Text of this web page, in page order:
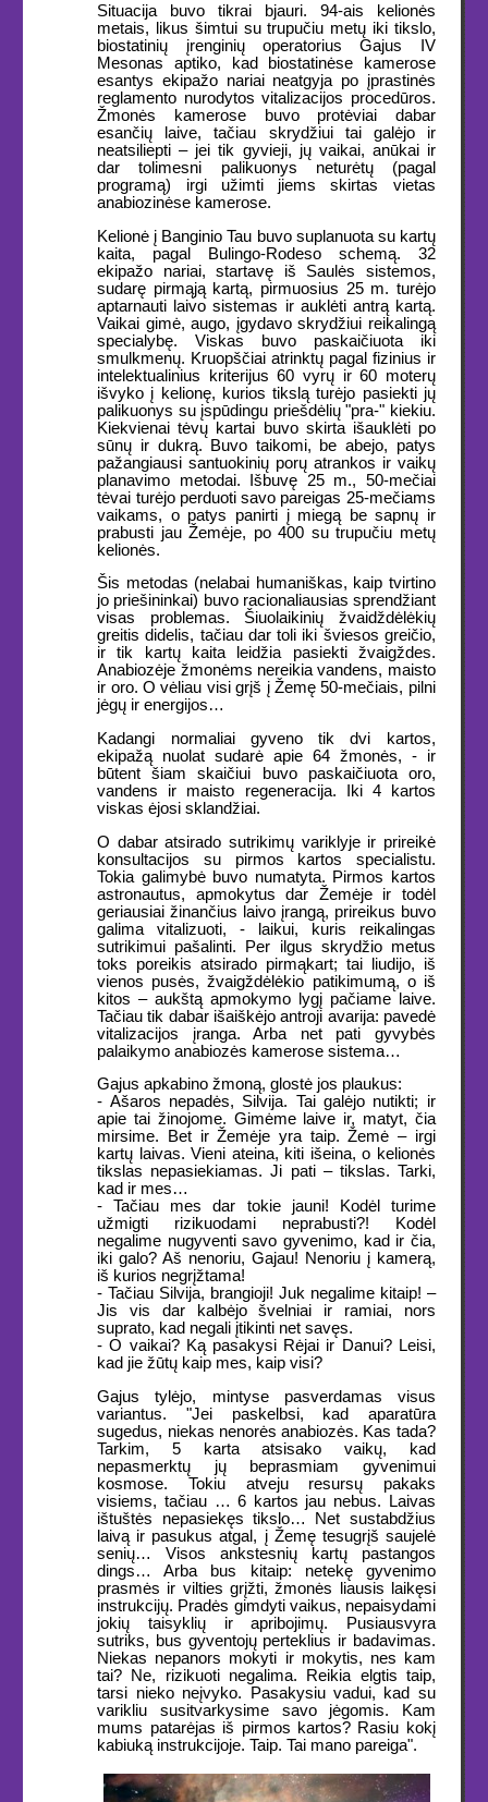
Situacija buvo tikrai bjauri. 94-ais kelionės
metais, likus šimtui su trupučiu metų iki tikslo,
biostatinių įrenginių operatorius Gajus IV
Mesonas aptiko, kad biostatinėse kamerose
esantys ekipažo nariai neatgyja po įprastinės
reglamento nurodytos vitalizacijos procedūros.
Žmonės kamerose buvo protėviai dabar
esančių laive, tačiau skrydžiui tai galėjo ir
neatsiliepti – jei tik gyvieji, jų vaikai, anūkai ir
dar tolimesni palikuonys neturėtų (pagal
programą) irgi užimti jiems skirtas vietas
anabiozinėse kamerose.
Kelionė į Banginio Tau buvo suplanuota su kartų
kaita, pagal Bulingo-Rodeso schemą. 32
ekipažo nariai, startavę iš Saulės sistemos,
sudarę pirmąją kartą, pirmuosius 25 m. turėjo
aptarnauti laivo sistemas ir auklėti antrą kartą.
Vaikai gimė, augo, įgydavo skrydžiui reikalingą
specialybę. Viskas buvo paskaičiuota iki
smulkmenų. Kruopščiai atrinktų pagal fizinius ir
intelektualinius kriterijus 60 vyrų ir 60 moterų
išvyko į kelionę, kurios tikslą turėjo pasiekti jų
palikuonys su įspūdingu priešdėlių "pra-" kiekiu.
Kiekvienai tėvų kartai buvo skirta išauklėti po
sūnų ir dukrą. Buvo taikomi, be abejo, patys
pažangiausi santuokinių porų atrankos ir vaikų
planavimo metodai. Išbuvę 25 m., 50-mečiai
tėvai turėjo perduoti savo pareigas 25-mečiams
vaikams, o patys panirti į miegą be sapnų ir
prabusti jau Žemėje, po 400 su trupučiu metų
kelionės.
Šis metodas (nelabai humaniškas, kaip tvirtino
jo priešininkai) buvo racionaliausias sprendžiant
visas problemas. Šiuolaikinių žvaidždėlėkių
greitis didelis, tačiau dar toli iki šviesos greičio,
ir tik kartų kaita leidžia pasiekti žvaigždes.
Anabiozėje žmonėms nereikia vandens, maisto
ir oro. O vėliau visi grįš į Žemę 50-mečiais, pilni
jėgų ir energijos…
Kadangi normaliai gyveno tik dvi kartos,
ekipažą nuolat sudarė apie 64 žmonės, - ir
būtent šiam skaičiui buvo paskaičiuota oro,
vandens ir maisto regeneracija. Iki 4 kartos
viskas ėjosi sklandžiai.
O dabar atsirado sutrikimų variklyje ir prireikė
konsultacijos su pirmos kartos specialistu.
Tokia galimybė buvo numatyta. Pirmos kartos
astronautus, apmokytus dar Žemėje ir todėl
geriausiai žinančius laivo įrangą, prireikus buvo
galima vitalizuoti, - laikui, kuris reikalingas
sutrikimui pašalinti. Per ilgus skrydžio metus
toks poreikis atsirado pirmąkart; tai liudijo, iš
vienos pusės, žvaigždėlėkio patikimumą, o iš
kitos – aukštą apmokymo lygį pačiame laive.
Tačiau tik dabar išaiškėjo antroji avarija: pavedė
vitalizacijos įranga. Arba net pati gyvybės
palaikymo anabiozės kamerose sistema…
Gajus apkabino žmoną, glostė jos plaukus:
- Ašaros nepadės, Silvija. Tai galėjo nutikti; ir
apie tai žinojome. Gimėme laive ir, matyt, čia
mirsime. Bet ir Žemėje yra taip. Žemė – irgi
kartų laivas. Vieni ateina, kiti išeina, o kelionės
tikslas nepasiekiamas. Ji pati – tikslas. Tarki,
kad ir mes…
- Tačiau mes dar tokie jauni! Kodėl turime
užmigti rizikuodami neprabusti?! Kodėl
negalime nugyventi savo gyvenimo, kad ir čia,
iki galo? Aš nenoriu, Gajau! Nenoriu į kamerą,
iš kurios negrįžtama!
- Tačiau Silvija, brangioji! Juk negalime kitaip! –
Jis vis dar kalbėjo švelniai ir ramiai, nors
suprato, kad negali įtikinti net savęs.
- O vaikai? Ką pasakysi Rėjai ir Danui? Leisi,
kad jie žūtų kaip mes, kaip visi?
Gajus tylėjo, mintyse pasverdamas visus
variantus. "Jei paskelbsi, kad aparatūra
sugedus, niekas nenorės anabiozės. Kas tada?
Tarkim, 5 karta atsisako vaikų, kad
nepasmerktų jų beprasmiam gyvenimui
kosmose. Tokiu atveju resursų pakaks
visiems, tačiau … 6 kartos jau nebus. Laivas
ištuštės nepasiekęs tikslo… Net sustabdžius
laivą ir pasukus atgal, į Žemę tesugrįš saujelė
senių… Visos ankstesnių kartų pastangos
dings… Arba bus kitaip: netekę gyvenimo
prasmės ir vilties grįžti, žmonės liausis laikęsi
instrukcijų. Pradės gimdyti vaikus, nepaisydami
jokių taisyklių ir apribojimų. Pusiausvyra
sutriks, bus gyventojų perteklius ir badavimas.
Niekas nepanors mokyti ir mokytis, nes kam
tai? Ne, rizikuoti negalima. Reikia elgtis taip,
tarsi nieko neįvyko. Pasakysiu vadui, kad su
varikliu susitvarkysime savo jėgomis. Kam
mums patarėjas iš pirmos kartos? Rasiu kokį
kabiuką instrukcijoje. Taip. Tai mano pareiga".